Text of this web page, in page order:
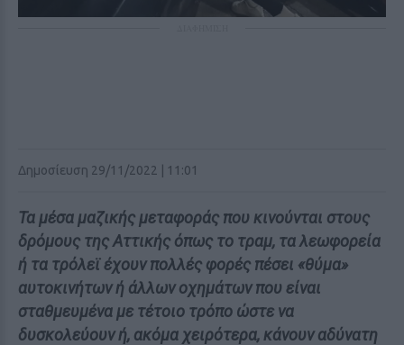
Δημοσίευση 29/11/2022 | 11:01
Τα μέσα μαζικής μεταφοράς που κινούνται στους
δρόμους της Αττικής όπως το τραμ, τα λεωφορεία
ή τα τρόλεϊ έχουν πολλές φορές πέσει «θύμα»
αυτοκινήτων ή άλλων οχημάτων που είναι
σταθμευμένα με τέτοιο τρόπο ώστε να
δυσκολεύουν ή, ακόμα χειρότερα, κάνουν αδύνατη